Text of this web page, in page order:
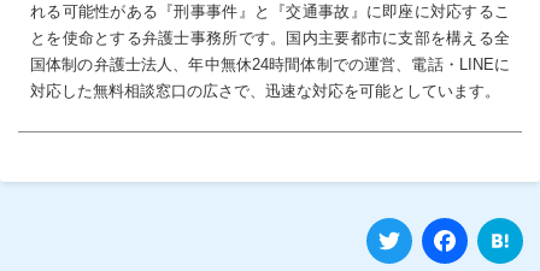
れる可能性がある『刑事事件』と『交通事故』に即座に対応するこ
とを使命とする弁護士事務所です。国内主要都市に支部を構える全
国体制の弁護士法人、年中無休24時間体制での運営、電話・LINEに
対応した無料相談窓口の広さで、迅速な対応を可能としています。
Twitter